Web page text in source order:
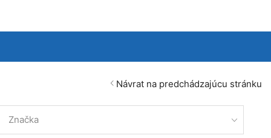
Návrat na predchádzajúcu stránku
Značka